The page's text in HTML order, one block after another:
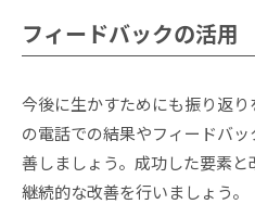
フィードバックの活用
今後に生かすためにも振り返
の電話での結果やフィードバ
善しましょう。成功した要素と
継続的な改善を行いましょう。